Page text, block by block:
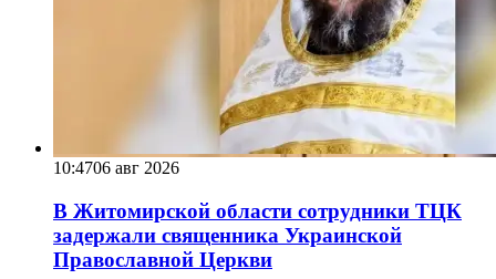
10:4706 авг 2026
В Житомирской области сотрудники ТЦК
задержали священника Украинской
Православной Церкви